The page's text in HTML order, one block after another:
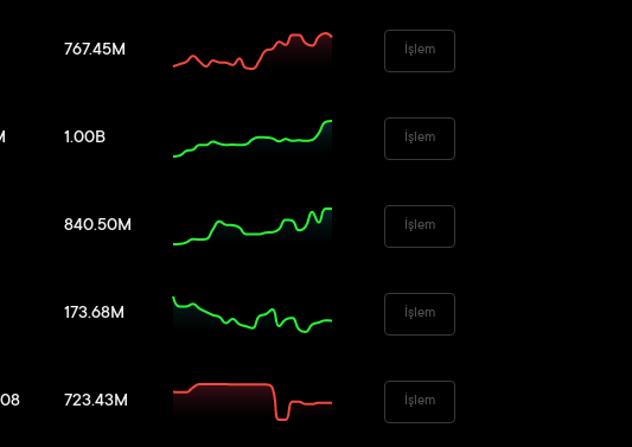
767.45M İşlem
1.00B İşlem
840.50M İşlem
173.68M İşlem
723.43M İşlem